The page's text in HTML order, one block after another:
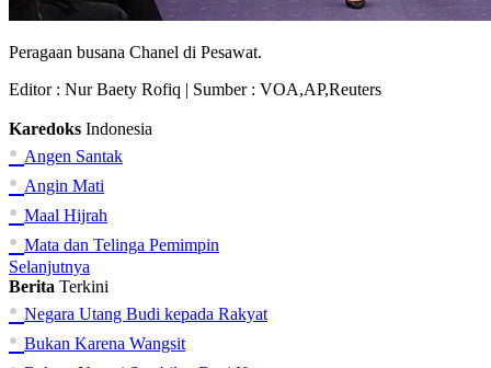
Peragaan busana Chanel di Pesawat.
Editor : Nur Baety Rofiq | Sumber : VOA,AP,Reuters
Karedoks Indonesia
• Angen Santak
• Angin Mati
• Maal Hijrah
• Mata dan Telinga Pemimpin
Selanjutnya
Berita Terkini
• Negara Utang Budi kepada Rakyat
• Bukan Karena Wangsit